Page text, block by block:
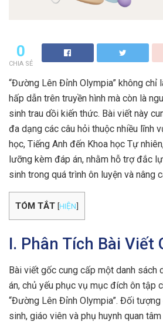
0
CHIA SẺ
“Đường Lên Đỉnh Olympia” không chỉ
hấp dẫn trên truyền hình mà còn là
sinh trau dồi kiến thức. Bài viết này
đa dạng các câu hỏi thuộc nhiều lĩnh
học, Tiếng Anh đến Khoa học Tự
lưỡng kèm đáp án, nhằm hỗ trợ đắc
sinh trong quá trình ôn luyện và nâng
TÓM TẮT [HIỆN]
I. Phân Tích Bài Viết
Bài viết gốc cung cấp một danh sách
án, chủ yếu phục vụ mục đích ôn tập
“Đường Lên Đỉnh Olympia”. Đối
sinh, giáo viên và phụ huynh quan